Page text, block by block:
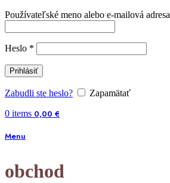
Používateľské meno alebo e-mailová adresa
Heslo *
Prihlásiť
Zabudli ste heslo?
Zapamätať
0 items 0,00 €
Menu
obchod